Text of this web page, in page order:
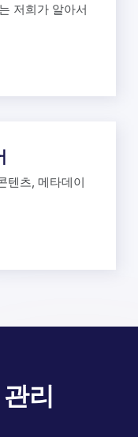
저희가 알아서
텐츠, 메타데이
리